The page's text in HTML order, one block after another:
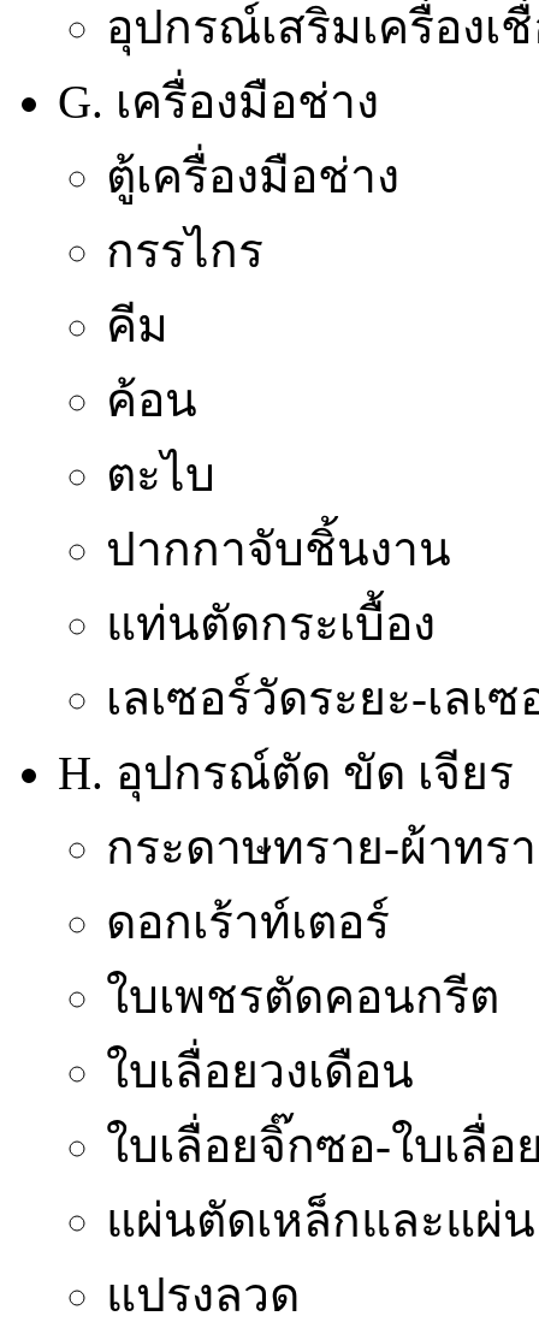
อุปกรณ์เสริมเครื่องเ
G. เครื่องมือช่าง
ตู้เครื่องมือช่าง
กรรไกร
คีม
ค้อน
ตะไบ
ปากกาจับชิ้นงาน
แท่นตัดกระเบื้อง
เลเซอร์วัดระยะ-เลเ
H. อุปกรณ์ตัด ขัด เจียร
กระดาษทราย-ผ้าทร
ดอกเร้าท์เตอร์
ใบเพชรตัดคอนกรีต
ใบเลื่อยวงเดือน
ใบเลื่อยจิ๊กซอ-ใบเลื่อ
แผ่นตัดเหล็กและแผ่น
แปรงลวด